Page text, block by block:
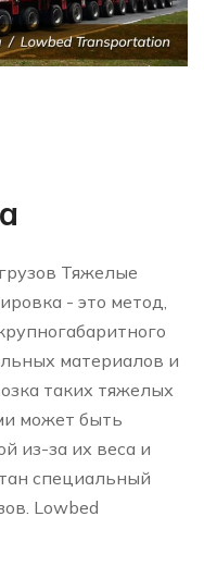
Тяжелые
- это метод,
материалов и
таких тяжелых
может быть
из-за их веса и
специальный
Lowbed